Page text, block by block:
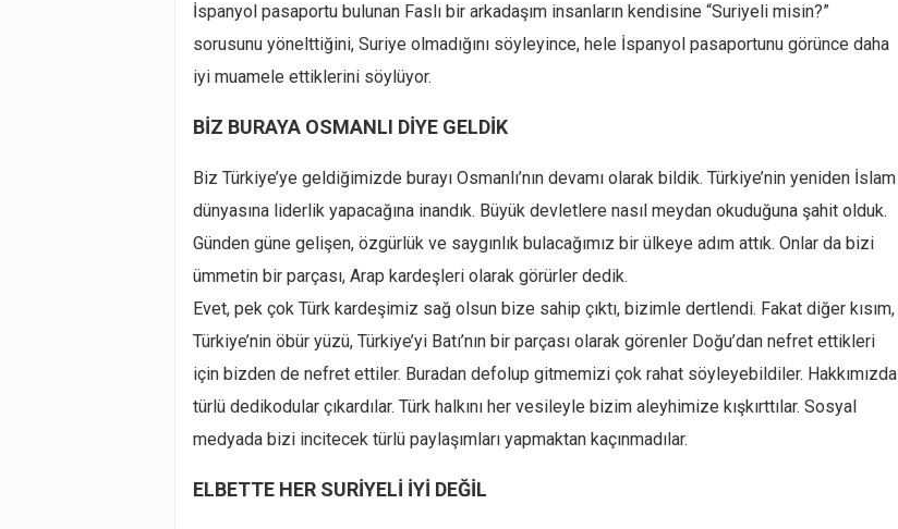
İspanyol pasaportu bulunan Faslı bir arkadaşım insanların kendisine “Suriyeli misin?”
sorusunu yönelttiğini, Suriye olmadığını söyleyince, hele İspanyol pasaportunu görünce daha
iyi muamele ettiklerini söylüyor.
BİZ BURAYA OSMANLI DİYE GELDİK
Biz Türkiye’ye geldiğimizde burayı Osmanlı’nın devamı olarak bildik. Türkiye’nin yeniden İslam
dünyasına liderlik yapacağına inandık. Büyük devletlere nasıl meydan okuduğuna şahit olduk.
Günden güne gelişen, özgürlük ve saygınlık bulacağımız bir ülkeye adım attık. Onlar da bizi
ümmetin bir parçası, Arap kardeşleri olarak görürler dedik.
Evet, pek çok Türk kardeşimiz sağ olsun bize sahip çıktı, bizimle dertlendi. Fakat diğer kısım,
Türkiye’nin öbür yüzü, Türkiye’yi Batı’nın bir parçası olarak görenler Doğu’dan nefret ettikleri
için bizden de nefret ettiler. Buradan defolup gitmemizi çok rahat söyleyebildiler. Hakkımızda
türlü dedikodular çıkardılar. Türk halkını her vesileyle bizim aleyhimize kışkırttılar. Sosyal
medyada bizi incitecek türlü paylaşımları yapmaktan kaçınmadılar.
ELBETTE HER SURİYELİ İYİ DEĞİL